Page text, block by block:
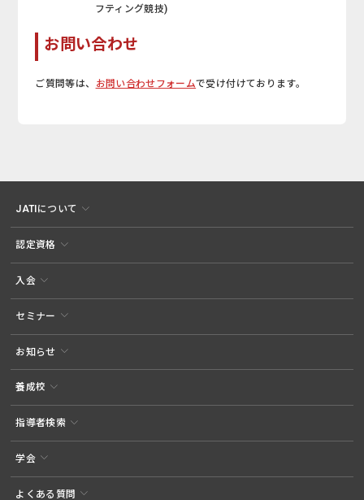
フティング競技)
お問い合わせ
ご質問等は、 お問い合わせフォームで受け付けております。
JATIについて
認定資格
入会
セミナー
お知らせ
養成校
指導者検索
学会
よくある質問